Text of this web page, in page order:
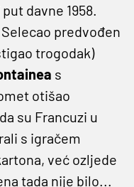
davne 1958.
predvođen
trogodak)
s
otišao
su Francuzi u
s igračem
već ozljede
tada nije bilo...